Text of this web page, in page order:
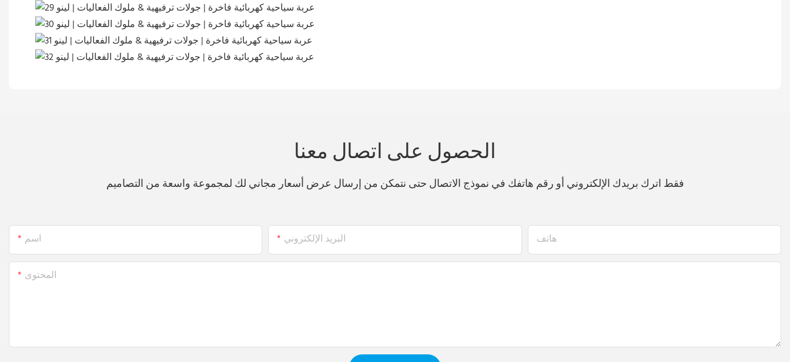
الحصول على اتصال معنا
فقط اترك بريدك الإلكتروني أو رقم هاتفك في نموذج الاتصال حتى نتمكن من إرسال عرض أسعار مجاني لك لمجموعة واسعة من التصاميم
اسم البريد الإلكتروني هاتف
المحتوى